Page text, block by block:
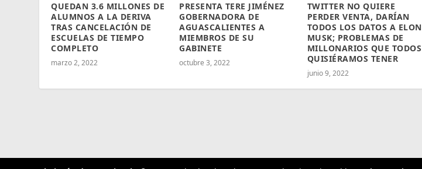
QUEDAN 3.6 MILLONES DE
ALUMNOS A LA DERIVA
TRAS CANCELACIÓN DE
ESCUELAS DE TIEMPO
COMPLETO
marzo 2, 2022
PRESENTA TERE JIMÉNEZ
GOBERNADORA DE
AGUASCALIENTES A
MIEMBROS DE SU
GABINETE
octubre 3, 2022
TWITTER NO QUIERE
PERDER VENTA, DARÍAN
TODOS LOS DATOS A ELON
MUSK; PROBLEMAS DE
MILLONARIOS QUE TODOS
QUISIÉRAMOS TENER
junio 9, 2022